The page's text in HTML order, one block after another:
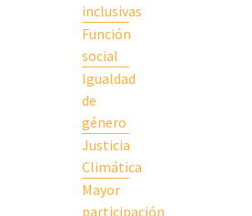
inclusivas
Función
social
Igualdad
de
género
Justicia
Climática
Mayor
participación